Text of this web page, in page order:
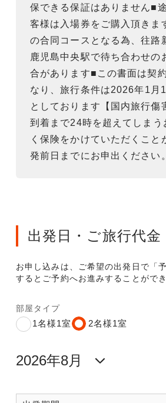
保できる保証はありません■
客様は入場券をご購入頂きま
の合同コースとなる為、往路
鹿児島中央駅で待ち合わせの
合があります■この書面は契
なり、旅行条件は2026年1月
としております【国内旅行傷
到着まで24時を超えてしまう
く保険をかけていただくこと
発前日までにお申出ください。
出発日・ご旅行代金
お申し込みは、ご希望の出発日で「
するとご予約へお進みすることができ
部屋タイプ
1名様1室 2名様1室